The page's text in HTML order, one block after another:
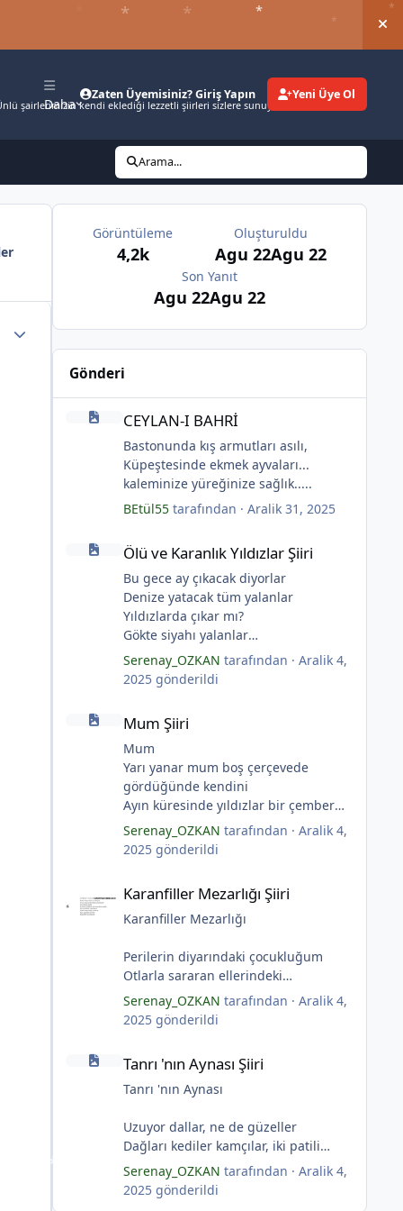
şairlerimizin kendi eklediği lezzetli şiirleri sizlere sunuyoruz.
Daha
Zaten Üyemisiniz? Giriş Yapın Yeni Üye Ol
Arama...
Görüntüleme
4,2k
Oluşturuldu
Agu 22Agu 22
Son Yanıt
Agu 22Agu 22
Gönderi
CEYLAN-I BAHRİ
CEYLAN-I BAHRİ
Bastonunda kış armutları asılı,
Küpeştesinde ekmek ayvaları...
kaleminize yüreğinize sağlık.....
BEtül55tarafından · Aralik 31, 2025
Ölü ve Karanlık Yıldızlar Şiiri
Ölü ve Karanlık Yıldızlar Şiiri
Bu gece ay çıkacak diyorlar
Denize yatacak tüm yalanlar
Yıldızlarda çıkar mı?
Gökte siyahı yalanlar
Ölü ve karanlık yıldızlar
Ayı sarhoş etmişler
Ay kesilmiş kızıl, kızıl
(Serenay Özkan, Viata)
Serenay_OZKAN tarafından · Aralik 4,
2025gönderildi
Mum Şiiri
Mum Şiiri
Mum
Yarı yanar mum boş çerçevede
gördüğünde kendini
Ayın küresinde yıldızlar bir çember
yaratmış
Çocukların rüyalarını.
Gıcırdayan tahta evimizdeki mumlar
Bataklıkların çevirdiği ormanda
Fenerler bir başka yanarmış.
Duymayanlar duyarmış.
Aşıklar evlerinde ailelerini sayarmış.
Sular ateşi söndürür derler
Aşıklar evinde ateş yükselirmiş
Çerçeveler bir olur, sokaklar
Evler bir olur aşıklar evinde.
Çerçevelerdeki mumların ateşi
(Serenay Özkan)
Serenay_OZKAN tarafından · Aralik 4,
2025gönderildi
Karanfiller Mezarlığı Şiiri
Karanfiller Mezarlığı
Perilerin diyarındaki çocukluğum
Otlarla sararan ellerindeki
karanfillerde
Yarım kalan anneler
Pas tutan yüreklerle yeşil mezarlıkta
Tuzlu nehirdeki soğukluğum
Gözlerin koparıldığı aynalarda
Karanfiller mezarlığında.
(Serenay Özkan)
"Karanfiller Mezarlığı" adlı şiiri
Yaşama Uğraşı Fanzin'in 27. sayısında
Serenay_OZKAN tarafından · Aralik 4,
2025gönderildi
Tanrı 'nın Aynası Şiiri
Tanrı 'nın Aynası Şiiri
Tanrı 'nın Aynası
Uzuyor dallar, ne de güzeller
Dağları kediler kamçılar, iki patili
adımlar
Sonsuza kadar bahar
Kestane dallar efsunkār
Serenay_OZKAN tarafından · Aralik 4,
2025gönderildi
*
* *